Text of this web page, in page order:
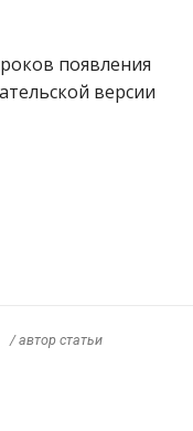
появления
версии
/ автор статьи